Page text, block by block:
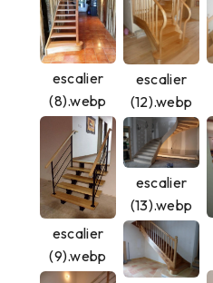
escalier
(8).webp
escalier
(9).webp
escalier
(12).webp
escalier
(13).webp